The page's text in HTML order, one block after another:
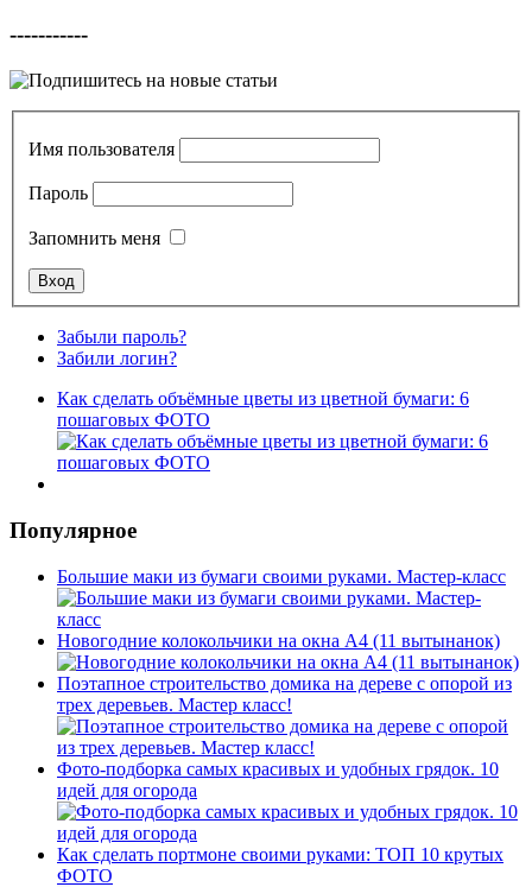
-----------
Имя пользователя
Пароль
Запомнить меня
Забыли пароль?
Забили логин?
Как сделать объёмные цветы из цветной бумаги: 6
пошаговых ФОТО
Популярное
Большие маки из бумаги своими руками. Мастер-класс
Новогодние колокольчики на окна А4 (11 вытынанок)
Поэтапное строительство домика на дереве с опорой из
трех деревьев. Мастер класс!
Фото-подборка самых красивых и удобных грядок. 10
идей для огорода
Как сделать портмоне своими руками: ТОП 10 крутых
ФОТО